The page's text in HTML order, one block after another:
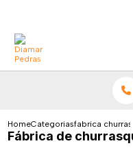
HomeCategoriasfabrica
Fábrica de